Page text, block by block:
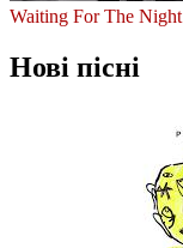
Waiting For The Night
Нові пісні